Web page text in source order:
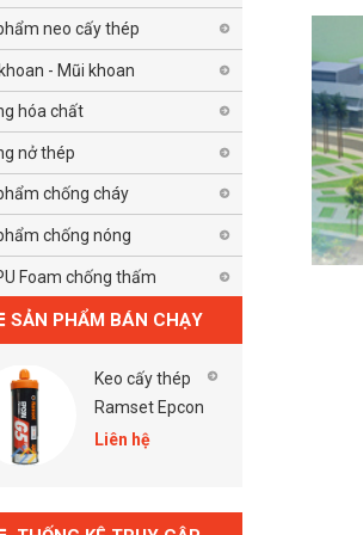
neo cấy thép
- Mũi khoan
hóa chất
nở thép
chống cháy
chống nóng
Foam chống thấm
SẢN PHẨM BÁN CHẠY
Keo cấy thép
Ramset Epcon
G5 Pro
Liên hệ